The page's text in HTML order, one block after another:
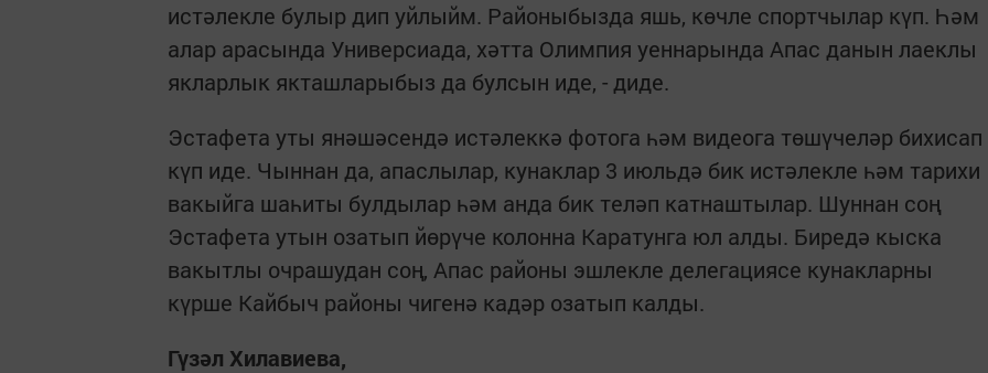
истәлекле булыр дип уйлыйм. Районыбызда яшь, көчле спортчылар күп. Һәм
алар арасында Универсиада, хәтта Олимпия уеннарында Апас данын лаеклы
якларлык якташларыбыз да булсын иде, - диде.
Эстафета уты янәшәсендә истәлеккә фотога һәм видеога төшүчеләр бихисап
күп иде. Чыннан да, апаслылар, кунаклар 3 июльдә бик истәлекле һәм тарихи
вакыйга шаһиты булдылар һәм анда бик теләп катнаштылар. Шуннан соң
Эстафета утын озатып йөрүче колонна Каратунга юл алды. Биредә кыска
вакытлы очрашудан соң, Апас районы эшлекле делегациясе кунакларны
күрше Кайбыч районы чигенә кадәр озатып калды.
Гүзәл Хилавиева,